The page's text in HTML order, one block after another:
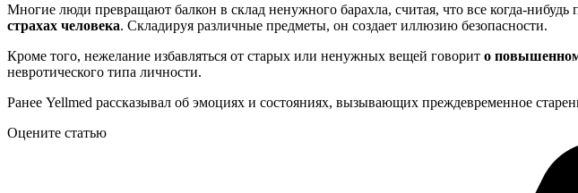
Многие люди превращают балкон в склад ненужного барахла, считая, что все когда-
страхах человека. Складируя различные предметы, он создает иллюзию безопасности.
Кроме того, нежелание избавляться от старых или ненужных вещей говорит о
невротического типа личности.
Ранее Yellmed рассказывал об эмоциях и состояниях, вызывающих преждевременное
Оцените статью